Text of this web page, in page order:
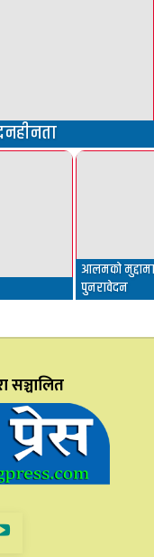
आलमको
पुनरावेदन
सञ्चालित